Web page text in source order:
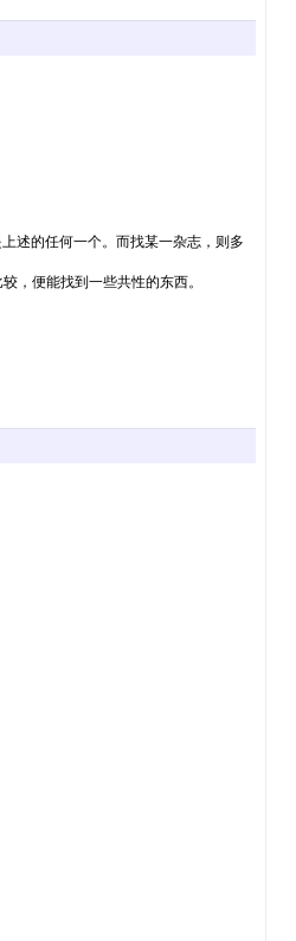
述的任何一个。而找某一杂志，则多
，便能找到一些共性的东西。